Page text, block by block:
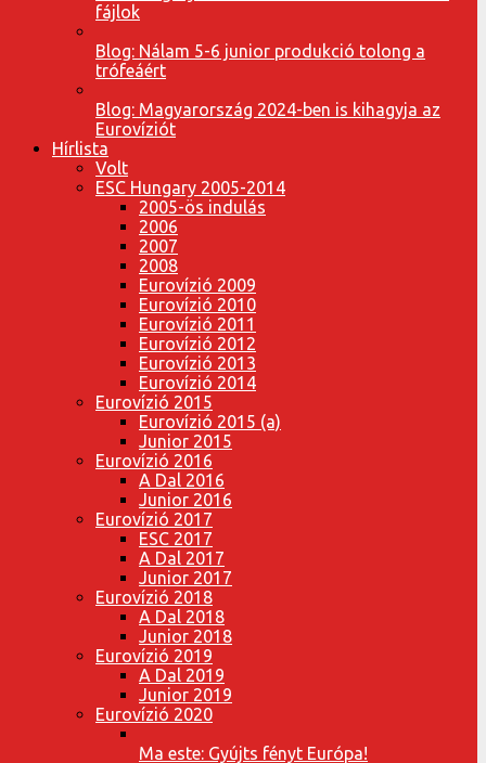
fájlok
Blog: Nálam 5-6 junior produkció tolong a
trófeáért
Blog: Magyarország 2024-ben is kihagyja az
Eurovíziót
Hírlista
Volt
ESC Hungary 2005-2014
2005-ös indulás
2006
2007
2008
Eurovízió 2009
Eurovízió 2010
Eurovízió 2011
Eurovízió 2012
Eurovízió 2013
Eurovízió 2014
Eurovízió 2015
Eurovízió 2015 (a)
Junior 2015
Eurovízió 2016
A Dal 2016
Junior 2016
Eurovízió 2017
ESC 2017
A Dal 2017
Junior 2017
Eurovízió 2018
A Dal 2018
Junior 2018
Eurovízió 2019
A Dal 2019
Junior 2019
Eurovízió 2020
Ma este: Gyújts fényt Európa!